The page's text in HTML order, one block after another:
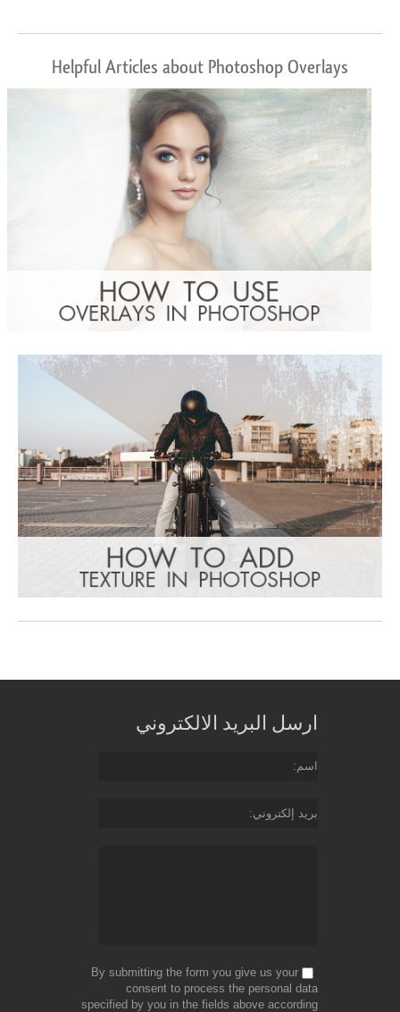
Helpful Articles about Photoshop Overlays
ارسل البريد الالكتروني
اسم
بريد إلكتروني
By submitting the form you give us your
consent to process the personal data
specified by you in the fields above according